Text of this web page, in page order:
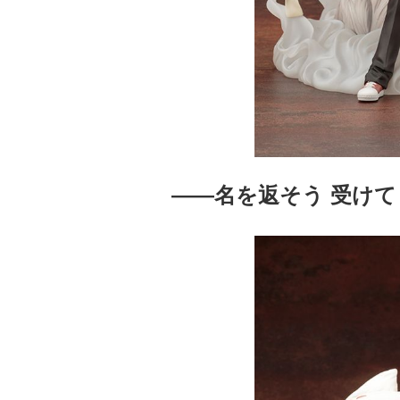
——名を返そう 受けて